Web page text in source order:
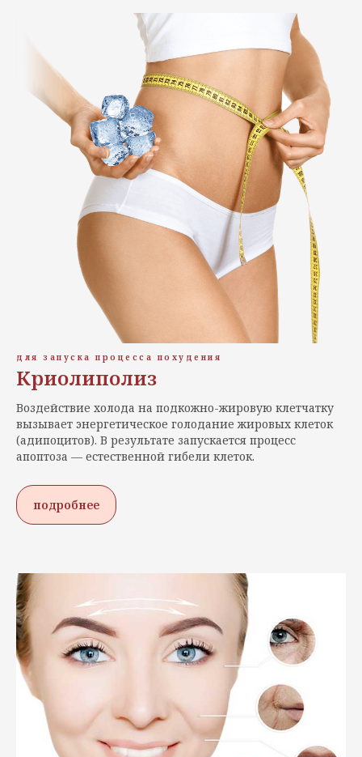
для запуска процесса похудения
Криолиполиз
Воздействие холода на подкожно-жировую клетчатку
вызывает энергетическое голодание жировых клеток
(адипоцитов). В результате запускается процесс
апоптоза — естественной гибели клеток.
подробнее